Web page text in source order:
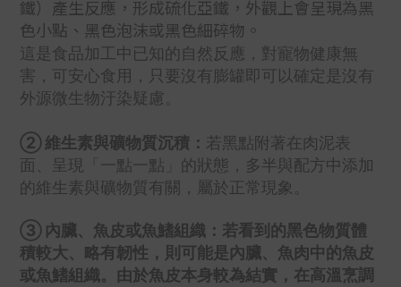
鐵）產生反應，形成硫化亞鐵，外觀上會呈現為黑
色小點、黑色泡沫或黑色細碎物。
這是食品加工中已知的自然反應，對寵物健康無
害，可安心食用，只要沒有膨罐即可以確定是沒有
外源微生物汙染疑慮。
② 維生素與礦物質沉積： 若黑點附著在肉泥表
面、呈現「一點一點」的狀態，多半與配方中添加
的維生素與礦物質有關，屬於正常現象。
③ 內臟、魚皮或魚鰭組織：若看到的黑色物質體
積較大、略有韌性，則可能是內臟、魚肉中的魚皮
或魚鰭組織。由於魚皮本身較為結實，在高溫烹調